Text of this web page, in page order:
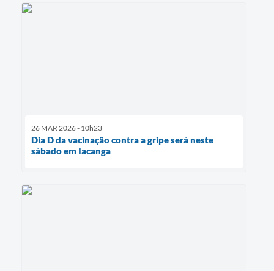
26 MAR 2026 - 10h23
Dia D da vacinação contra a gripe será neste
sábado em Iacanga